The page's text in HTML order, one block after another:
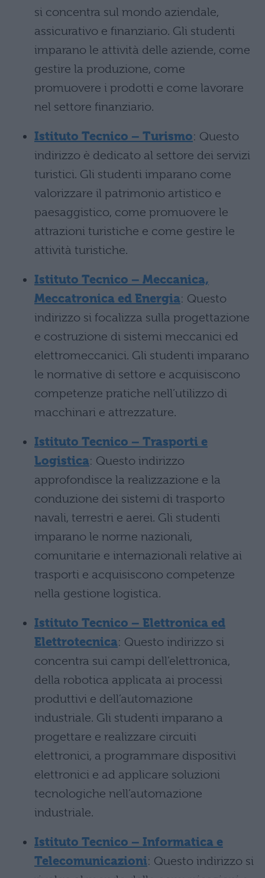
si concentra sul mondo aziendale,
assicurativo e finanziario. Gli studenti
imparano le attività delle aziende, come
gestire la produzione, come
promuovere i prodotti e come lavorare
nel settore finanziario.
Istituto Tecnico – Turismo: Questo
indirizzo è dedicato al settore dei servizi
turistici. Gli studenti imparano come
valorizzare il patrimonio artistico e
paesaggistico, come promuovere le
attrazioni turistiche e come gestire le
attività turistiche.
Istituto Tecnico – Meccanica,
Meccatronica ed Energia: Questo
indirizzo si focalizza sulla progettazione
e costruzione di sistemi meccanici ed
elettromeccanici. Gli studenti imparano
le normative di settore e acquisiscono
competenze pratiche nell’utilizzo di
macchinari e attrezzature.
Istituto Tecnico – Trasporti e
Logistica: Questo indirizzo
approfondisce la realizzazione e la
conduzione dei sistemi di trasporto
navali, terrestri e aerei. Gli studenti
imparano le norme nazionali,
comunitarie e internazionali relative ai
trasporti e acquisiscono competenze
nella gestione logistica.
Istituto Tecnico – Elettronica ed
Elettrotecnica: Questo indirizzo si
concentra sui campi dell’elettronica,
della robotica applicata ai processi
produttivi e dell’automazione
industriale. Gli studenti imparano a
progettare e realizzare circuiti
elettronici, a programmare dispositivi
elettronici e ad applicare soluzioni
tecnologiche nell’automazione
industriale.
Istituto Tecnico – Informatica e
Telecomunicazioni: Questo indirizzo si